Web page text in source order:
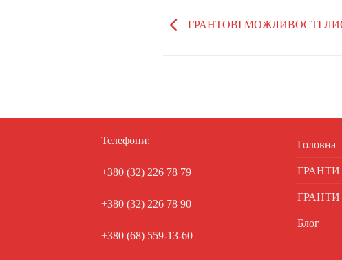
ГРАНТОВІ МОЖЛИВОСТІ
Телефони:
+380 (32) 226 78 79
+380 (32) 226 78 90
+380 (68) 559-13-60
Головна
ГРАНТИ
ГРАНТИ
Блог